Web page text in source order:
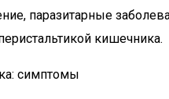
паразитарные
кишечника.
симптомы